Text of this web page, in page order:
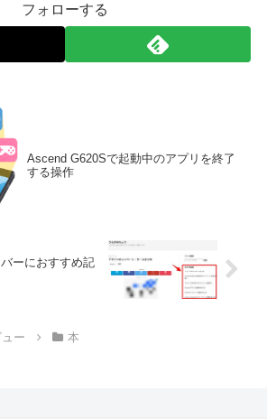
フォローする
Ascend G620Sで起動中のアプリを終了
する操作
ーにおすすめ記
ー 本